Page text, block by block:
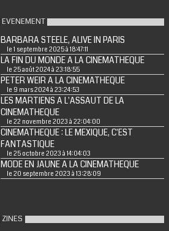
EVENEMENT
BARBARA STEELE, ALIVE IN PARIS
le 1 septembre 2025 à 18:47:11
LA FIN DU MONDE A LA CINEMATHEQUE
le 25 août 2024 à 23:18:55
PETER WEIR A LA CINEMATHEQUE
le 9 mars 2024 à 23:24:53
LES MARTIENS A L'ASSAUT DE LA
CINEMATHEQUE
le 22 novembre 2023 à 22:04:00
CINEMATHEQUE : LE MEXIQUE, C'EST
FANTASTIQUE
le 25 octobre 2023 à 14:04:03
MODE EN JAUNE A LA CINEMATHEQUE
le 20 septembre 2023 à 13:28:09
ZINES